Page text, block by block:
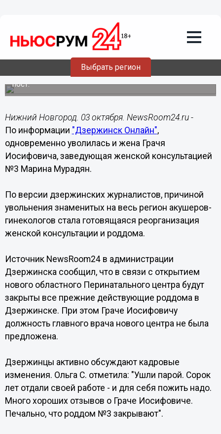
Выбрать регион
вместе с женой в преддверии
открытия нового Перинатального
2 октября стало известно, что главный врач
дзержинского роддома №3 Грачя Мурадян покинул свой
пост.
Нижний Новгород. 03 октября. NewsRoom24.ru -
По информации "Дзержинск Онлайн",
одновременно уволилась и жена Грачя
Иосифовича, заведующая женской консультацией
№3 Марина Мурадян.
По версии дзержинских журналистов, причиной
увольнения знаменитых на весь регион акушеров-
гинекологов стала готовящаяся реорганизация
женской консультации и роддома.
Источник NewsRoom24 в администрации
Дзержинска сообщил, что в связи с открытием
нового областного Перинатального центра будут
закрыты все прежние действующие роддома в
Дзержинске. При этом Граче Иосифовичу
должность главного врача нового центра не была
предложена.
Дзержинцы активно обсуждают кадровые
изменения. Ольга С. отметила: "Ушли парой. Сорок
лет отдали своей работе - и для себя пожить надо.
Много хороших отзывов о Граче Иосифовиче.
Печально, что роддом №3 закрывают".